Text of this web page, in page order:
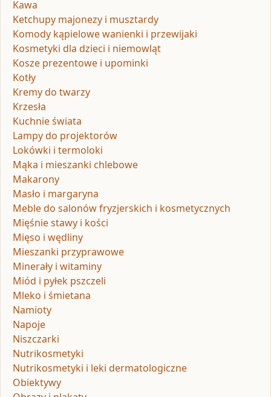
Kawa
Ketchupy majonezy i musztardy
Komody kąpielowe wanienki i przewijaki
Kosmetyki dla dzieci i niemowląt
Kosze prezentowe i upominki
Kotły
Kremy do twarzy
Krzesła
Kuchnie świata
Lampy do projektorów
Lokówki i termoloki
Mąka i mieszanki chlebowe
Makarony
Masło i margaryna
Meble do salonów fryzjerskich i kosmetycznych
Mięśnie stawy i kości
Mięso i wędliny
Mieszanki przyprawowe
Minerały i witaminy
Miód i pyłek pszczeli
Mleko i śmietana
Namioty
Napoje
Niszczarki
Nutrikosmetyki
Nutrikosmetyki i leki dermatologiczne
Obiektywy